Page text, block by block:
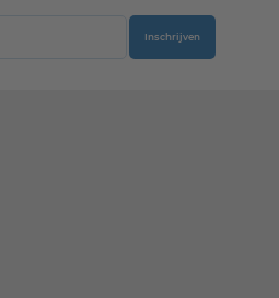
Inschrijven